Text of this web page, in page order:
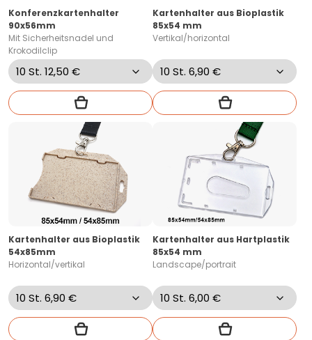
Konferenzkartenhalter
90x56mm
Mit Sicherheitsnadel und
Krokodilclip
Kartenhalter aus Bioplastik
85x54 mm
Vertikal/horizontal
Kartenhalter aus Bioplastik
54x85mm
Horizontal/vertikal
Kartenhalter aus Hartplastik
85x54 mm
Landscape/portrait